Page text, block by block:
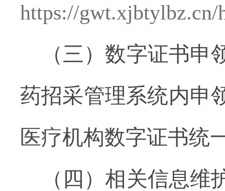
https://gwt.xjbtylbz.cn/
（三）数字证书申
药招采管理系统内申
医疗机构数字证书统
（四）相关信息维